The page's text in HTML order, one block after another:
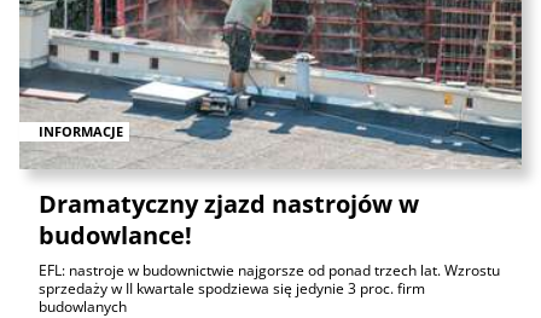
INFORMACJE
Dramatyczny zjazd nastrojów w
budowlance!
EFL: nastroje w budownictwie najgorsze od ponad trzech lat. Wzrostu
sprzedaży w II kwartale spodziewa się jedynie 3 proc. firm
budowlanych